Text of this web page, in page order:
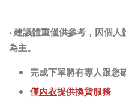
· 建議體重僅供參考，因個
為主。
完成下單將有專人跟您
僅內衣提供換貨服務